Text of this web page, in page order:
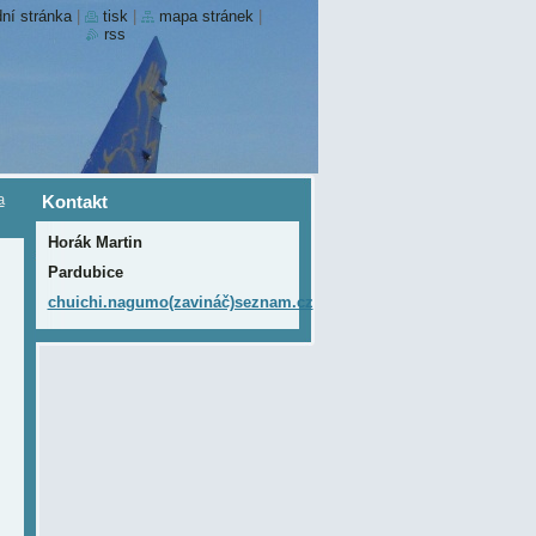
Kontakt
Horák Martin
Pardubice
chuichi.nagumo(zavináč)seznam.cz
stránka tisk mapa stránek
rss